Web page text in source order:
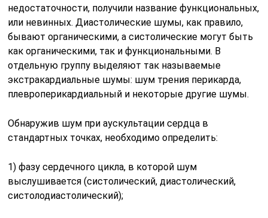
недостаточности, получили название функцио­нальных,
или невинных. Диастолические шумы, как правило,
бывают органическими, а систолические могут быть
как органическими, так и функциональными. В
отдельную группу выделяют так называемые
экстракардиальные шумы: шум трения перикарда,
плевроперикардиальный и некоторые другие шумы.
Обнаружив шум при аускультации сердца в
стандартных точках, необходимо определить:
1) фазу сердечного цикла, в которой шум
выслушивается (сис­толический, диастолический,
систолодиастолический);